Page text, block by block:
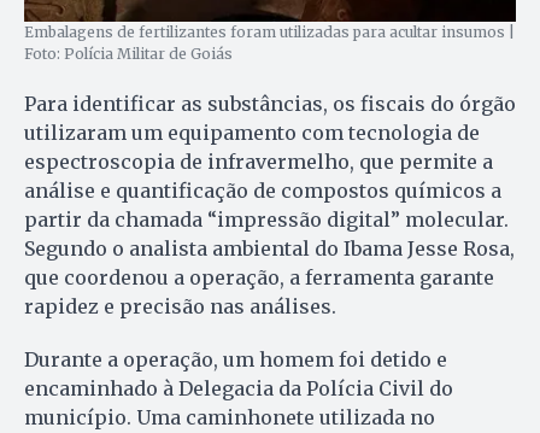
Embalagens de fertilizantes foram utilizadas para acultar insumos |
Foto: Polícia Militar de Goiás
Para identificar as substâncias, os fiscais do órgão
utilizaram um equipamento com tecnologia de
espectroscopia de infravermelho, que permite a
análise e quantificação de compostos químicos a
partir da chamada “impressão digital” molecular.
Segundo o analista ambiental do Ibama Jesse Rosa,
que coordenou a operação, a ferramenta garante
rapidez e precisão nas análises.
Durante a operação, um homem foi detido e
encaminhado à Delegacia da Polícia Civil do
município. Uma caminhonete utilizada no